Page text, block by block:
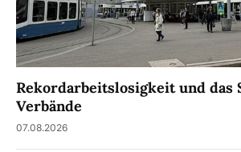
Rekordarbeitslosigkeit und das
Verbände
07.08.2026